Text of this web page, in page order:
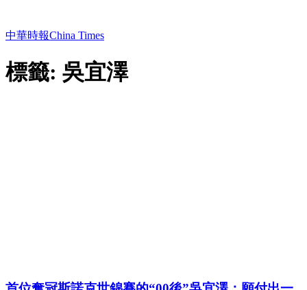
中華時報China Times
標籤: 吳宜澤